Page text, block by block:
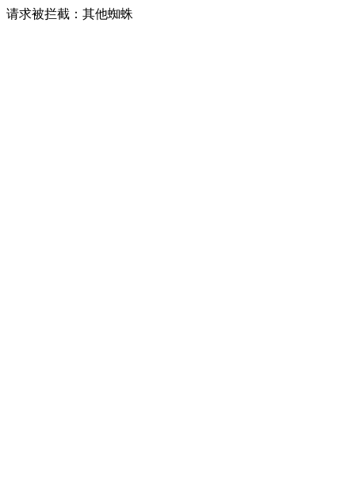
请求被拦截：其他蜘蛛